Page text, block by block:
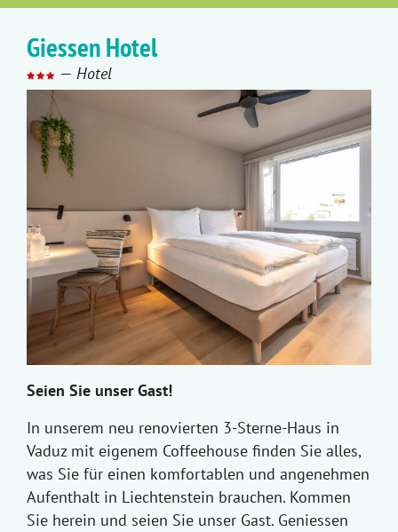
Giessen Hotel
— Hotel
Seien Sie unser Gast!
In unserem neu renovierten 3-Sterne-Haus in
Vaduz mit eigenem Coffeehouse finden Sie alles,
was Sie für einen komfortablen und angenehmen
Aufenthalt in Liechtenstein brauchen. Kommen
Sie herein und seien Sie unser Gast. Geniessen